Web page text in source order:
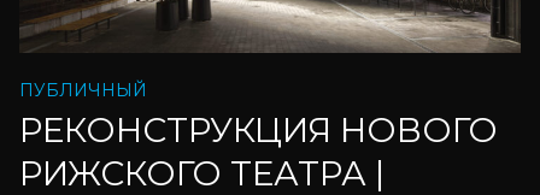
Язык коммуникации
Цель визита
ПУБЛИЧНЫЙ
РЕКОНСТРУКЦИЯ НОВОГО
РИЖСКОГО ТЕАТРА |